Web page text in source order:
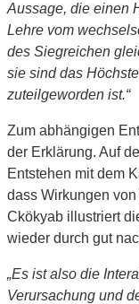
Aussage, die einen
Lehre vom
des Siegreichen
sie sind das
zuteilgeworden ist.“
Zum abhängigen
der Erklärung. Auf
Entstehen mit dem
dass Wirkungen
Ckökyab illustriert
wieder durch gut
„Es ist also die
Verursachung und